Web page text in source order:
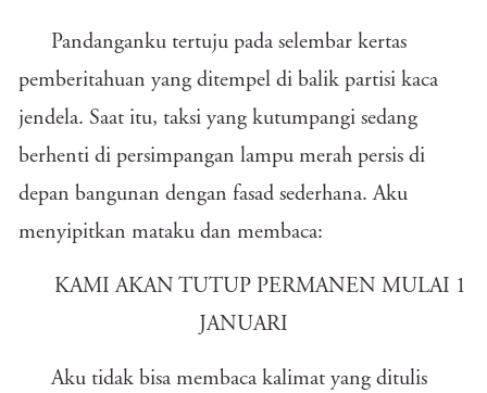
Pandanganku tertuju pada selembar kertas
pemberitahuan yang ditempel di balik partisi kaca
jendela. Saat itu, taksi yang kutumpangi sedang
berhenti di persimpangan lampu merah persis di
depan bangunan dengan fasad sederhana. Aku
menyipitkan mataku dan membaca:
KAMI AKAN TUTUP PERMANEN MULAI 1
JANUARI
Aku tidak bisa membaca kalimat yang ditulis